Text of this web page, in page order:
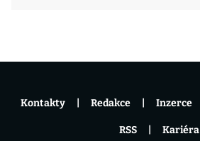
Kontakty Redakce Inzerce
RSS Kariéra